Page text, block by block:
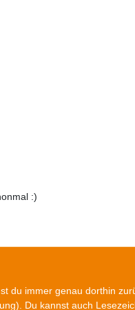
:)
du immer genau dorthin
Du kannst auch